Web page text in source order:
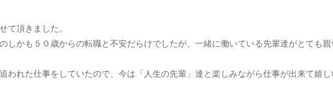
て頂きました。
しかも５０歳からの転職と不安だらけでしたが、一緒に働いている先輩達がとても
われた仕事をしていたので、今は「人生の先輩」達と楽しみながら仕事が出来て嬉し